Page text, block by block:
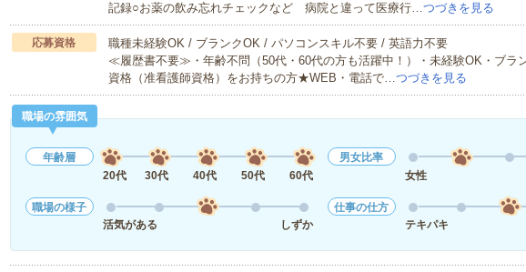
記録○お薬の飲み忘れチェックなど 病院と違って医療行…つづきを見る
応募資格
職種未経験OK / ブランクOK / パソコンスキル不要 / 英語力不要
≪履歴書不要≫・年齢不問（50代・60代の方も活躍中！）・未経験OK・ブラ
資格（准看護師資格）をお持ちの方★WEB・電話で…つづきを見る
職場の雰囲気
年齢層
20代
30代 40代 50代 60代
男女比率
女性
職場の様子
活気がある
しずか
仕事の仕方
テキパキ